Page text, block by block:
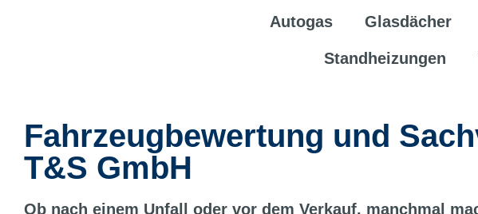
Autogas Glasdächer
Standheizungen
Fahrzeugbewertung und
T&S GmbH
Ob nach einem Unfall oder vor dem Verkauf, manchmal